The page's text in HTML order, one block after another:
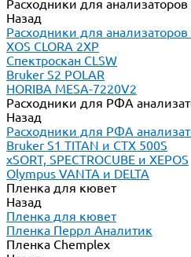
Расходники для
Назад
Расходники для
XOS CLORA 2XP
Спектроскан CLSW
Bruker S2 POLAR
HORIBA MESA-7220V2
Расходники для РФА
Назад
Расходники для РФА
Bruker S1 TITAN и CTX 500S
xSORT, SPECTROCUBE и XEPOS
Olympus VANTA и DELTA
Пленка для кювет
Назад
Пленка для кювет
Пленка Перрл Аналитик
Пленка Chemplex